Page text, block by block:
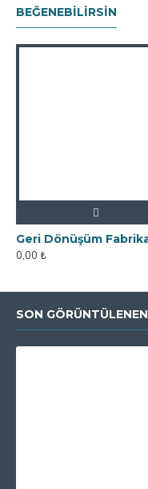
BEĞENEBILIRSIN
0,00 ₺
SON GÖRÜNTÜLENEN